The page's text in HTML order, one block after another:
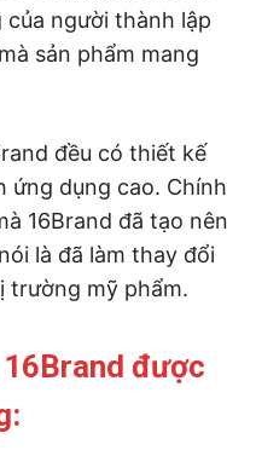
người thành lập
sản phẩm mang
đều có thiết kế
ứng dụng cao. Chính
16Brand đã tạo nên
là đã làm thay đổi
trường mỹ phẩm.
được